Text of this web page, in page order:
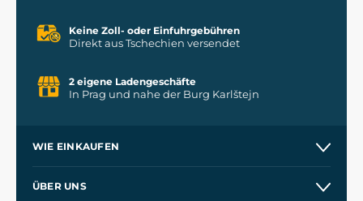
Keine Zoll- oder Einfuhrgebühren
Direkt aus Tschechien versendet
2 eigene Ladengeschäfte
In Prag und nahe der Burg Karlštejn
WIE EINKAUFEN
ÜBER UNS